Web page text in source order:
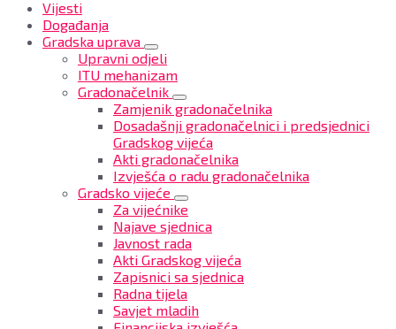
Vijesti
Događanja
Gradska uprava
Upravni odjeli
ITU mehanizam
Gradonačelnik
Zamjenik gradonačelnika
Dosadašnji gradonačelnici i predsjednici
Gradskog vijeća
Akti gradonačelnika
Izvješća o radu gradonačelnika
Gradsko vijeće
Za vijećnike
Najave sjednica
Javnost rada
Akti Gradskog vijeća
Zapisnici sa sjednica
Radna tijela
Savjet mladih